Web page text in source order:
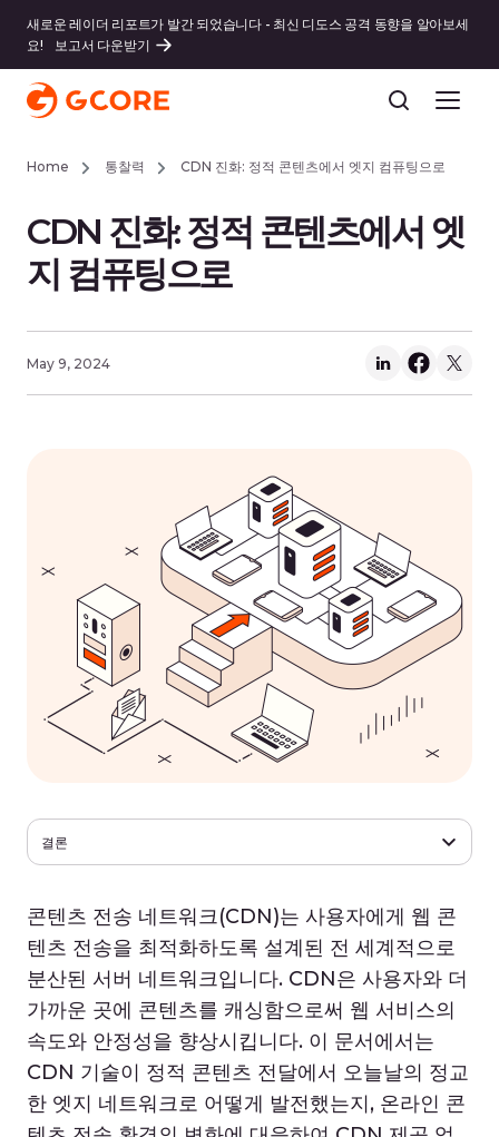
새로운 레이더 리포트가 발간 되었습니다 - 최신 디도스 공격 동향을 알아보세
요!
보고서 다운받기
Home 통찰력 CDN 진화: 정적 콘텐츠에서 엣지 컴퓨팅으로
CDN 진화: 정적 콘텐츠에서 엣
지 컴퓨팅으로
May 9, 2024
콘텐츠 전송 네트워크(CDN)는 사용자에게 웹 콘
텐츠 전송을 최적화하도록 설계된 전 세계적으로
분산된 서버 네트워크입니다. CDN은 사용자와 더
가까운 곳에 콘텐츠를 캐싱함으로써 웹 서비스의
속도와 안정성을 향상시킵니다. 이 문서에서는
CDN 기술이 정적 콘텐츠 전달에서 오늘날의 정교
한 엣지 네트워크로 어떻게 발전했는지, 온라인 콘
결론